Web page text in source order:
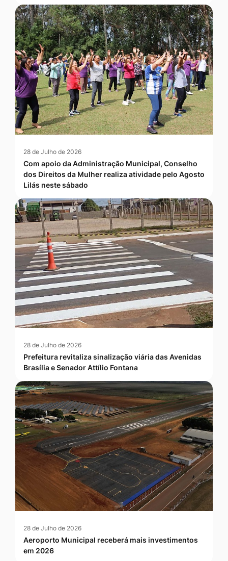
28 de Julho de 2026
Com apoio da Administração Municipal, Conselho
dos Direitos da Mulher realiza atividade pelo Agosto
Lilás neste sábado
28 de Julho de 2026
Prefeitura revitaliza sinalização viária das Avenidas
Brasília e Senador Attílio Fontana
28 de Julho de 2026
Aeroporto Municipal receberá mais investimentos
em 2026